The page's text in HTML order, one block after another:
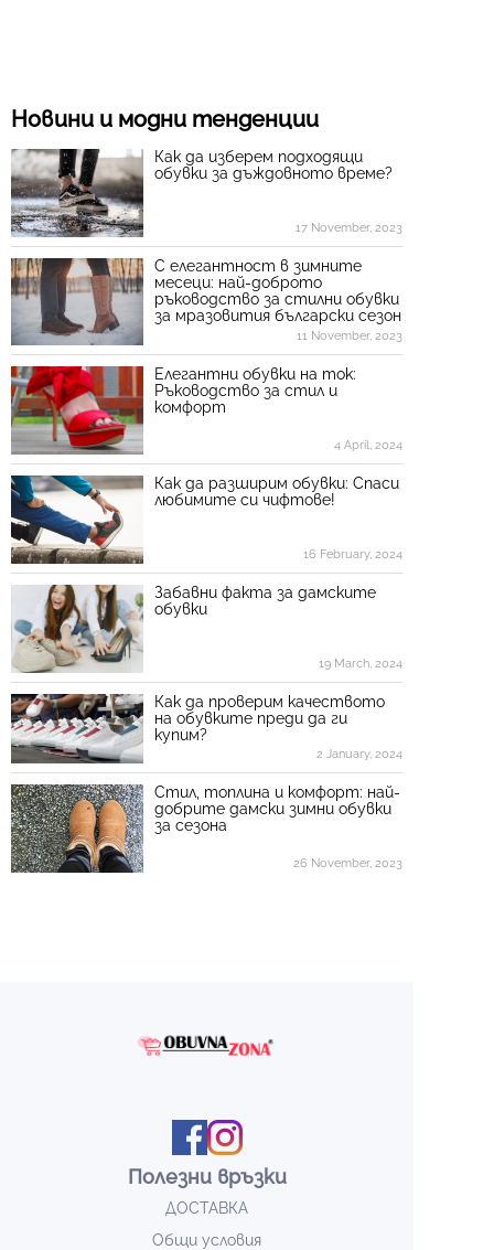
Новини и модни тенденции
Как да изберем подходящи
обувки за дъждовното време?
17 November, 2023
С елегантност в зимните
месеци: най-доброто
ръководство за стилни обувки
за мразовития български сезон
11 November, 2023
Елегантни обувки на ток:
Ръководство за стил и
комфорт
4 April, 2024
Как да разширим обувки: Спаси
любимите си чифтове!
16 February, 2024
Забавни факта за дамските
обувки
19 March, 2024
Как да проверим качеството
на обувките преди да ги
купим?
2 January, 2024
Стил, топлина и комфорт: най-
добрите дамски зимни обувки
за сезона
26 November, 2023
Полезни връзки
ДОСТАВКА
Общи условия